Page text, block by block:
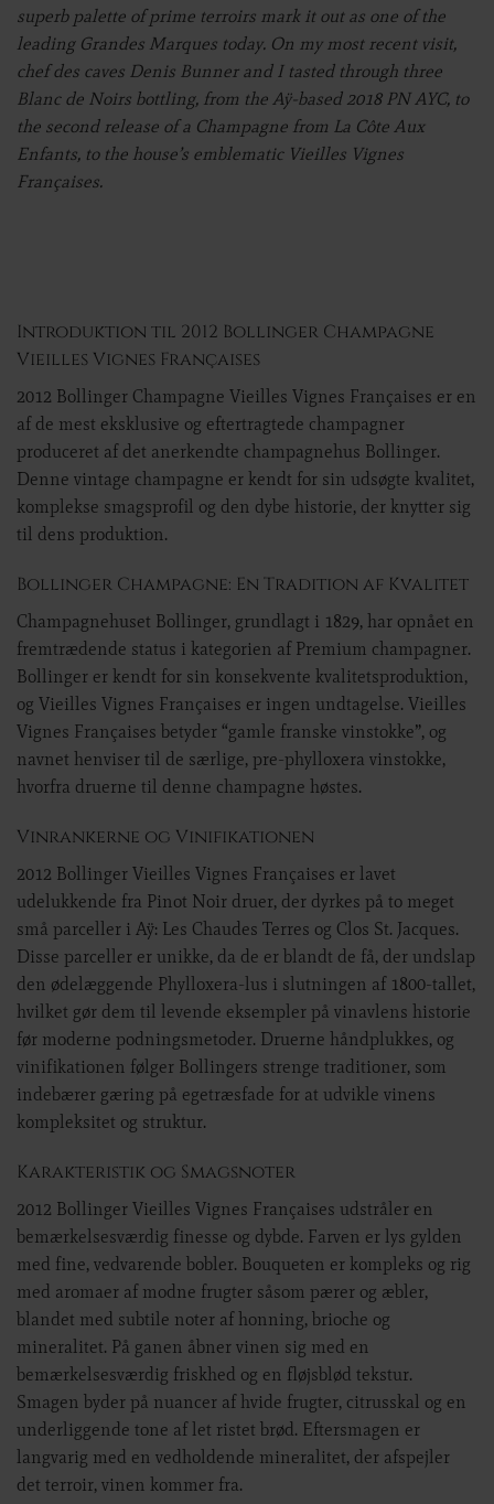
superb palette of prime terroirs mark it out as one of the
leading Grandes Marques today. On my most recent visit,
chef des caves Denis Bunner and I tasted through three
Blanc de Noirs bottling, from the Aÿ-based 2018 PN AYC, to
the second release of a Champagne from La Côte Aux
Enfants, to the house’s emblematic Vieilles Vignes
Françaises.
Introduktion til 2012 Bollinger Champagne
Vieilles Vignes Françaises
2012 Bollinger Champagne Vieilles Vignes Françaises er en
af de mest eksklusive og eftertragtede champagner
produceret af det anerkendte champagnehus Bollinger.
Denne vintage champagne er kendt for sin udsøgte kvalitet,
komplekse smagsprofil og den dybe historie, der knytter sig
til dens produktion.
Bollinger Champagne: En Tradition af Kvalitet
Champagnehuset Bollinger, grundlagt i 1829, har opnået en
fremtrædende status i kategorien af Premium champagner.
Bollinger er kendt for sin konsekvente kvalitetsproduktion,
og Vieilles Vignes Françaises er ingen undtagelse. Vieilles
Vignes Françaises betyder “gamle franske vinstokke”, og
navnet henviser til de særlige, pre-phylloxera vinstokke,
hvorfra druerne til denne champagne høstes.
Vinrankerne og Vinifikationen
2012 Bollinger Vieilles Vignes Françaises er lavet
udelukkende fra Pinot Noir druer, der dyrkes på to meget
små parceller i Aÿ: Les Chaudes Terres og Clos St. Jacques.
Disse parceller er unikke, da de er blandt de få, der undslap
den ødelæggende Phylloxera-lus i slutningen af 1800-tallet,
hvilket gør dem til levende eksempler på vinavlens historie
før moderne podningsmetoder. Druerne håndplukkes, og
vinifikationen følger Bollingers strenge traditioner, som
indebærer gæring på egetræsfade for at udvikle vinens
kompleksitet og struktur.
Karakteristik og Smagsnoter
2012 Bollinger Vieilles Vignes Françaises udstråler en
bemærkelsesværdig finesse og dybde. Farven er lys gylden
med fine, vedvarende bobler. Bouqueten er kompleks og rig
med aromaer af modne frugter såsom pærer og æbler,
blandet med subtile noter af honning, brioche og
mineralitet. På ganen åbner vinen sig med en
bemærkelsesværdig friskhed og en fløjsblød tekstur.
Smagen byder på nuancer af hvide frugter, citrusskal og en
underliggende tone af let ristet brød. Eftersmagen er
langvarig med en vedholdende mineralitet, der afspejler
det terroir, vinen kommer fra.